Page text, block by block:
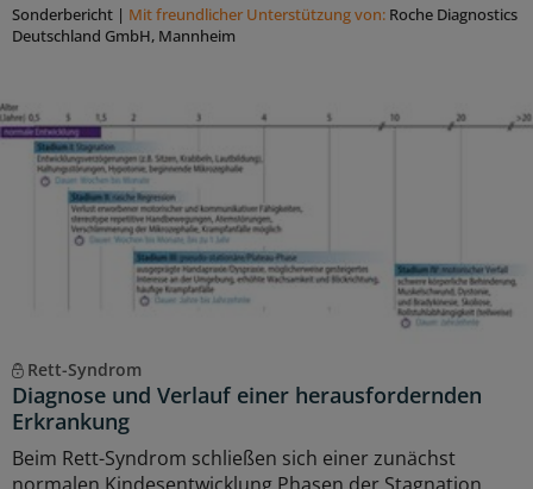
Sonderbericht | Mit freundlicher Unterstützung von: Roche Diagnostics
Deutschland GmbH, Mannheim
Rett-Syndrom
Diagnose und Verlauf einer herausfordernden
Erkrankung
Beim Rett-Syndrom schließen sich einer zunächst